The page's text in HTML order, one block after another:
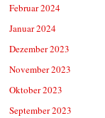
Februar 2024
Januar 2024
Dezember 2023
November 2023
Oktober 2023
September 2023